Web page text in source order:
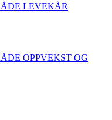
LEVEKÅR
OPPVEKST OG